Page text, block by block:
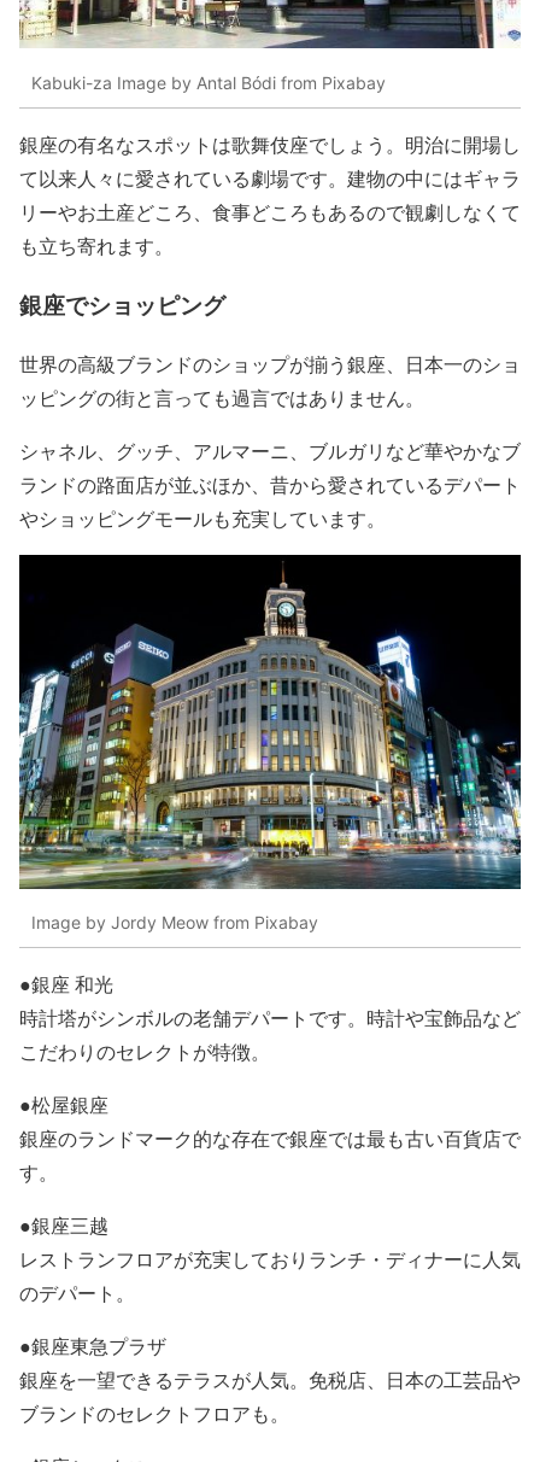
Kabuki-za Image by Antal Bódi from Pixabay
銀座の有名なスポットは歌舞伎座でしょう。明治に開場し
て以来人々に愛されている劇場です。建物の中にはギャラ
リーやお土産どころ、食事どころもあるので観劇しなくて
も立ち寄れます。
銀座でショッピング
世界の高級ブランドのショップが揃う銀座、日本一のショ
ッピングの街と言っても過言ではありません。
シャネル、グッチ、アルマーニ、ブルガリなど華やかなブ
ランドの路面店が並ぶほか、昔から愛されているデパート
やショッピングモールも充実しています。
Image by Jordy Meow from Pixabay
●銀座 和光
時計塔がシンボルの老舗デパートです。時計や宝飾品など
こだわりのセレクトが特徴。
●松屋銀座
銀座のランドマーク的な存在で銀座では最も古い百貨店で
す。
●銀座三越
レストランフロアが充実しておりランチ・ディナーに人気
のデパート。
●銀座東急プラザ
銀座を一望できるテラスが人気。免税店、日本の工芸品や
ブランドのセレクトフロアも。